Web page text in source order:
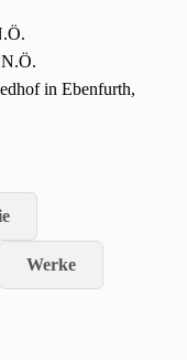
in Ebenfurth,
Werke